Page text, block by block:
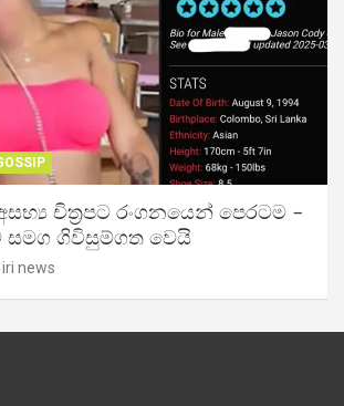
චිත්‍රපට රංගනයෙන් පෙරටම –
සමග ගිවිසුම්ගත වෙයි
iri news